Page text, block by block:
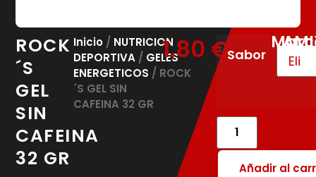
ROCK
´S
GEL
SIN
CAFEINA
32 GR
Inicio/ NUTRICION
DEPORTIVA/ GELES
ENERGETICOS / ROCK
´S GEL SIN
CAFEINA 32 GR
1.80 €Sabor
Añadir al